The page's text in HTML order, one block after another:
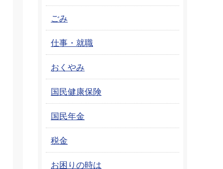
ごみ
仕事・就職
おくやみ
国民健康保険
国民年金
税金
お困りの時は